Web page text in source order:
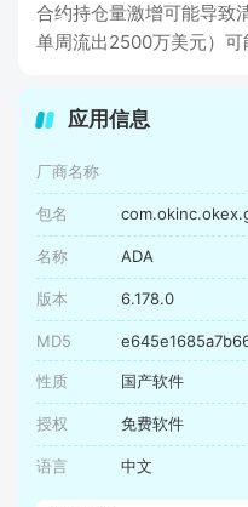
合约持仓量激增可能导致
单周流出2500万美元）可
应用信息
厂商名称
包名
名称 ADA
版本 6.178.0
MD5
性质 国产软件
授权 免费软件
语言 中文